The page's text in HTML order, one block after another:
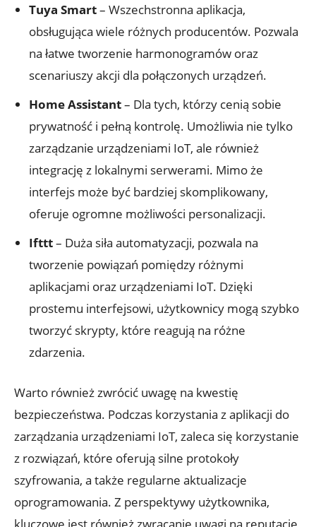
Tuya Smart– Wszechstronna aplikacja,
obsługująca wiele różnych producentów. Pozwala
na łatwe tworzenie harmonogramów oraz
scenariuszy akcji dla połączonych urządzeń.
Home Assistant– Dla tych, którzy cenią sobie
prywatność i pełną kontrolę. Umożliwia nie tylko
zarządzanie urządzeniami IoT, ale również
integrację z lokalnymi serwerami. Mimo że
interfejs może być bardziej skomplikowany,
oferuje ogromne możliwości personalizacji.
Ifttt– Duża siła automatyzacji, pozwala na
tworzenie powiązań pomiędzy różnymi
aplikacjami oraz urządzeniami IoT. Dzięki
prostemu interfejsowi, użytkownicy mogą szybko
tworzyć skrypty, które reagują na różne
zdarzenia.
Warto również zwrócić uwagę na kwestię
bezpieczeństwa. Podczas korzystania z aplikacji do
zarządzania urządzeniami IoT, zaleca się korzystanie
z rozwiązań, które oferują silne protokoły
szyfrowania, a także regularne aktualizacje
oprogramowania. Z perspektywy użytkownika,